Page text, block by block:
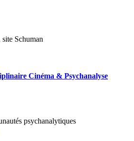
Schuman
Cinéma & Psychanalyse
psychanalytiques